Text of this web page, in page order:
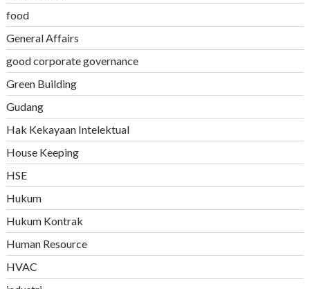
food
General Affairs
good corporate governance
Green Building
Gudang
Hak Kekayaan Intelektual
House Keeping
HSE
Hukum
Hukum Kontrak
Human Resource
HVAC